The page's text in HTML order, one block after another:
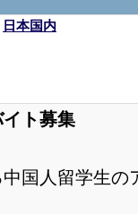
日本国内
ト募集
国人留学生の